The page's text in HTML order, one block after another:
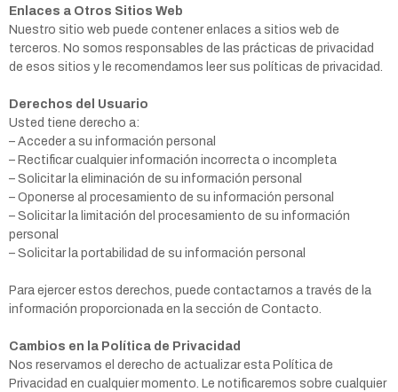
Enlaces a Otros Sitios Web
Nuestro sitio web puede contener enlaces a sitios web de
terceros. No somos responsables de las prácticas de privacidad
de esos sitios y le recomendamos leer sus políticas de privacidad.
Derechos del Usuario
Usted tiene derecho a:
– Acceder a su información personal
– Rectificar cualquier información incorrecta o incompleta
– Solicitar la eliminación de su información personal
– Oponerse al procesamiento de su información personal
– Solicitar la limitación del procesamiento de su información
personal
– Solicitar la portabilidad de su información personal
Para ejercer estos derechos, puede contactarnos a través de la
información proporcionada en la sección de Contacto.
Cambios en la Política de Privacidad
Nos reservamos el derecho de actualizar esta Política de
Privacidad en cualquier momento. Le notificaremos sobre cualquier